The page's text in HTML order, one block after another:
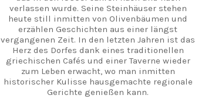
verlassen wurde. Seine Steinhäuser stehen
heute still inmitten von Olivenbäumen und
erzählen Geschichten aus einer längst
vergangenen Zeit. In den letzten Jahren ist das
Herz des Dorfes dank eines traditionellen
griechischen Cafés und einer Taverne wieder
zum Leben erwacht, wo man inmitten
historischer Kulisse hausgemachte regionale
Gerichte genießen kann.